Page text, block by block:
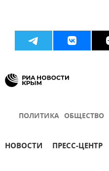
ПОЛИТИКА ОБЩЕСТВО
НОВОСТИ ПРЕСС-ЦЕНТР